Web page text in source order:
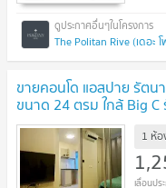
The Politan Rive (เดอะ
ขายคอนโด แอสปาย รัต
ขนาด 24 ตรม ใกล้ Big C
1 ห้